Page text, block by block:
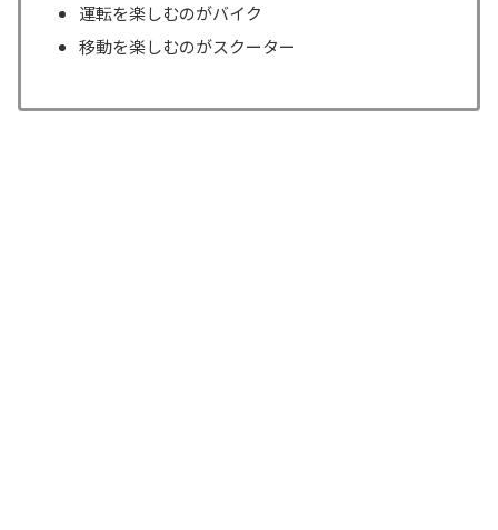
運転を楽しむのがバイク
移動を楽しむのがスクーター